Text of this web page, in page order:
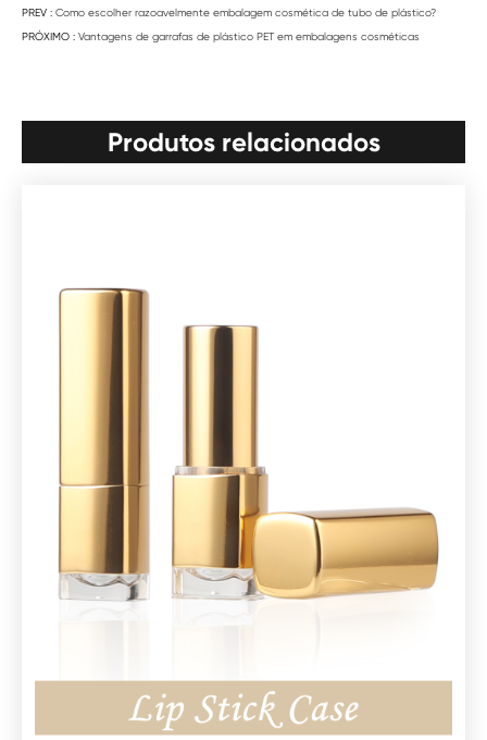
PREV : Como escolher razoavelmente embalagem cosmética de tubo de plástico?
PRÓXIMO : Vantagens de garrafas de plástico PET em embalagens cosméticas
Produtos relacionados